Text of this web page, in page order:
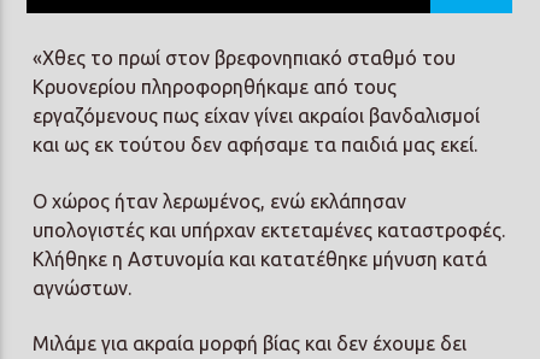
«Χθες το πρωί στον βρεφονηπιακό σταθμό του
Κρυονερίου πληροφορηθήκαμε από τους
εργαζόμενους πως είχαν γίνει ακραίοι βανδαλισμοί
και ως εκ τούτου δεν αφήσαμε τα παιδιά μας εκεί.
Ο χώρος ήταν λερωμένος, ενώ εκλάπησαν
υπολογιστές και υπήρχαν εκτεταμένες καταστροφές.
Κλήθηκε η Αστυνομία και κατατέθηκε μήνυση κατά
αγνώστων.
Μιλάμε για ακραία μορφή βίας και δεν έχουμε δει